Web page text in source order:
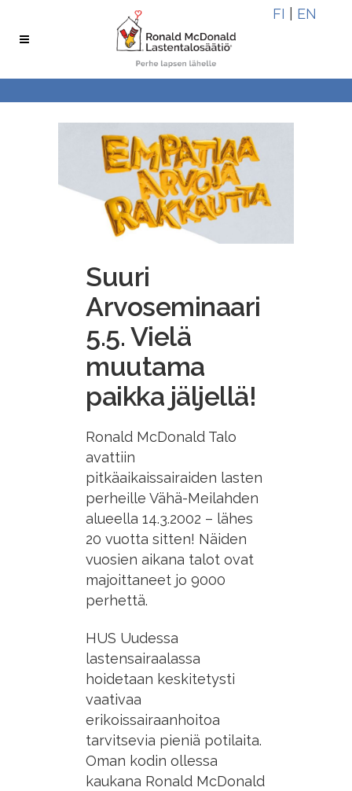
FI EN
Suuri
Arvoseminaari
5.5. Vielä
muutama
paikka jäljellä!
Ronald McDonald Talo
avattiin
pitkäaikaissairaiden lasten
perheille Vähä-Meilahden
alueella 14.3.2002 – lähes
20 vuotta sitten! Näiden
vuosien aikana talot ovat
majoittaneet jo 9000
perhettä.
HUS Uudessa
lastensairaalassa
hoidetaan keskitetysti
vaativaa
erikoissairaanhoitoa
tarvitsevia pieniä potilaita.
Oman kodin ollessa
kaukana Ronald McDonald